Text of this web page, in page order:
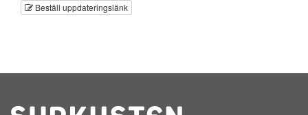
Beställ uppdateringslänk